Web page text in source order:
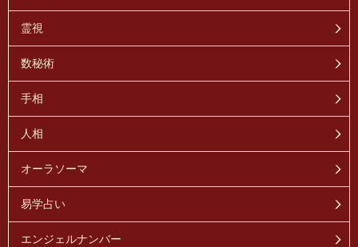
霊視
数秘術
手相
人相
オーラソーマ
易学占い
エンジェルナンバー